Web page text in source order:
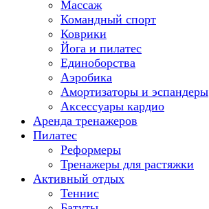
Массаж
Командный спорт
Коврики
Йога и пилатес
Единоборства
Аэробика
Амортизаторы и эспандеры
Аксессуары кардио
Аренда тренажеров
Пилатес
Реформеры
Тренажеры для растяжки
Активный отдых
Теннис